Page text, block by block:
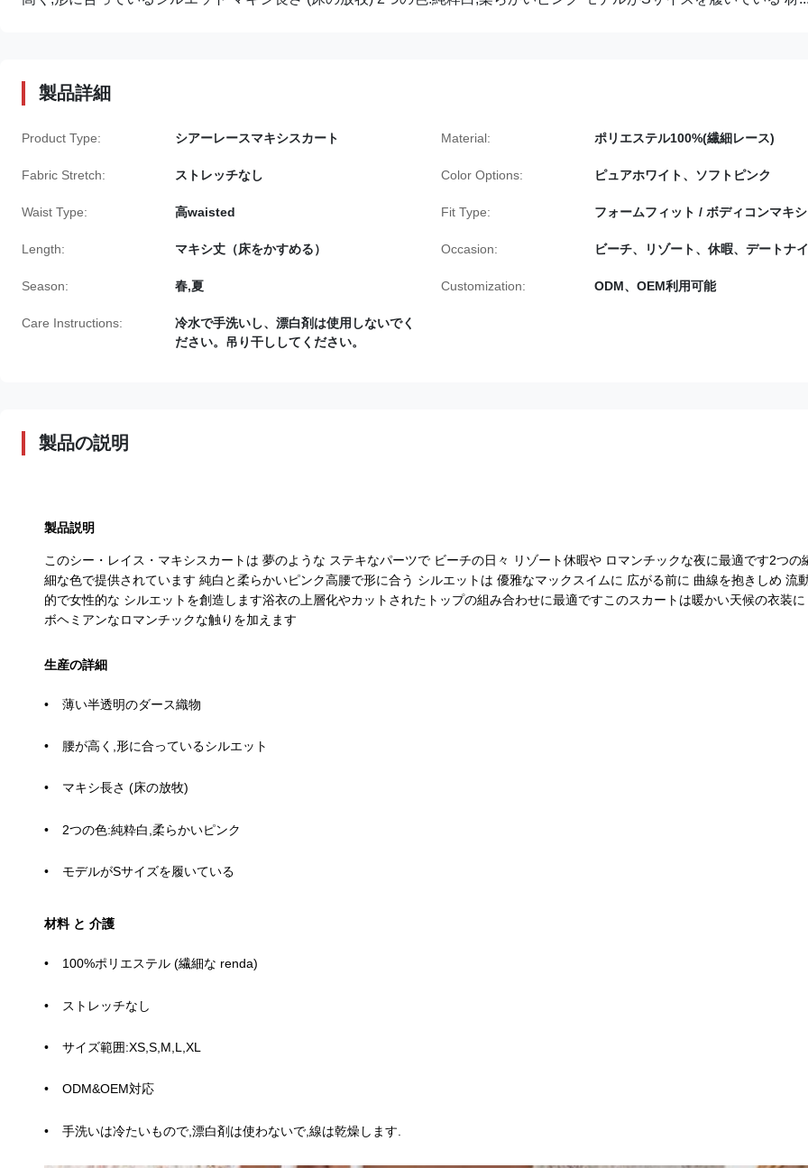
製品詳細
Product Type: シアーレースマキシスカート Material: ポリエステル100%(繊細レース)
Fabric Stretch: ストレッチなし Color Options: ピュアホワイト、ソフトピンク
Waist Type: 高waisted Fit Type: フォームフィット / ボディコンマキシ
Length: マキシ丈（床をかすめる） Occasion: ビーチ、リゾート、休暇、デートナ
Season: 春,夏 Customization: ODM、OEM利用可能
Care Instructions:
冷水で手洗いし、漂白剤は使用しないでく
ださい。吊り干ししてください。
製品の説明
製品説明
このシー・レイス・マキシスカートは 夢のような ステキなパーツで ビーチの日々 リゾート休暇や ロマンチックな夜に最適です2つの
細な色で提供されています 純白と柔らかいピンク高腰で形に合う シルエットは 優雅なマックスイムに 広がる前に 曲線を抱きしめ 流
的で女性的な シルエットを創造します浴衣の上層化やカットされたトップの組み合わせに最適ですこのスカートは暖かい天候の衣装に
ボヘミアンなロマンチックな触りを加えます
生産の詳細
薄い半透明のダース織物
腰が高く,形に合っているシルエット
マキシ長さ (床の放牧)
2つの色:純粋白,柔らかいピンク
モデルがSサイズを履いている
材料 と 介護
100%ポリエステル (繊細な renda)
ストレッチなし
サイズ範囲:XS,S,M,L,XL
ODM&OEM対応
手洗いは冷たいもので,漂白剤は使わないで,線は乾燥します.